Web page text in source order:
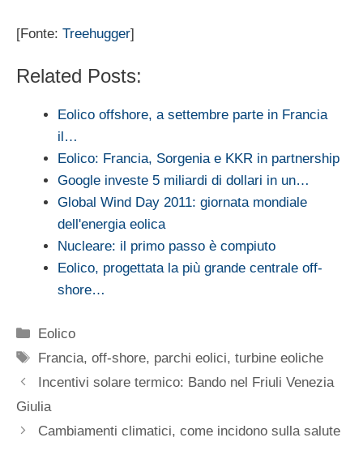
[Fonte: Treehugger]
Related Posts:
Eolico offshore, a settembre parte in Francia
il…
Eolico: Francia, Sorgenia e KKR in partnership
Google investe 5 miliardi di dollari in un…
Global Wind Day 2011: giornata mondiale
dell'energia eolica
Nucleare: il primo passo è compiuto
Eolico, progettata la più grande centrale off-
shore…
Categorie
Eolico
Tag
Francia,off-shore, parchi eolici,turbine eoliche
Incentivi solare termico: Bando nel Friuli Venezia
Giulia
Cambiamenti climatici, come incidono sulla salute